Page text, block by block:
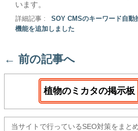
います。
詳細記事 :
SOY CMSのキーワード自動
機能を追加しました
← 前の記事へ
植物のミカタの掲示板
当サイトで行っているSEO対策をまとめ